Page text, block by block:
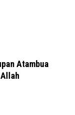
Atambua